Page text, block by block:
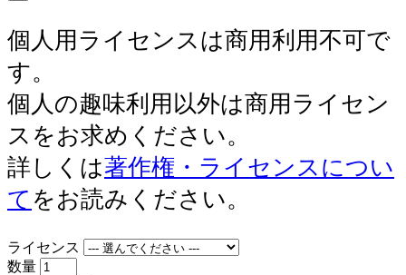
個人用ライセンスは商用利用不可で
す。
個人の趣味利用以外は商用ライセン
スをお求めください。
詳しくは著作権・ライセンスについ
て をお読みください。
ライセンス
数量